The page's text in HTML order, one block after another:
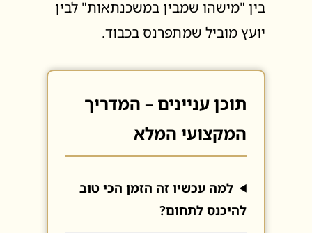
בין "מישהו שמבין במשכנתאות" לבין
יועץ מוביל שמתפרנס בכבוד.
תוכן עניינים – המדריך
המקצועי המלא
למה עכשיו זה הזמן הכי טוב
להיכנס לתחום?